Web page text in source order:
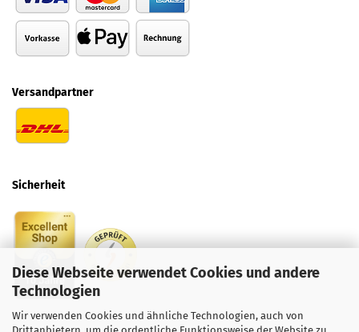
Diese Webseite verwendet Cookies und andere
Technologien
Wir verwenden Cookies und ähnliche Technologien, auch von
Drittanbietern, um die ordentliche Funktionsweise der Website zu
Versandpartner
Sicherheit